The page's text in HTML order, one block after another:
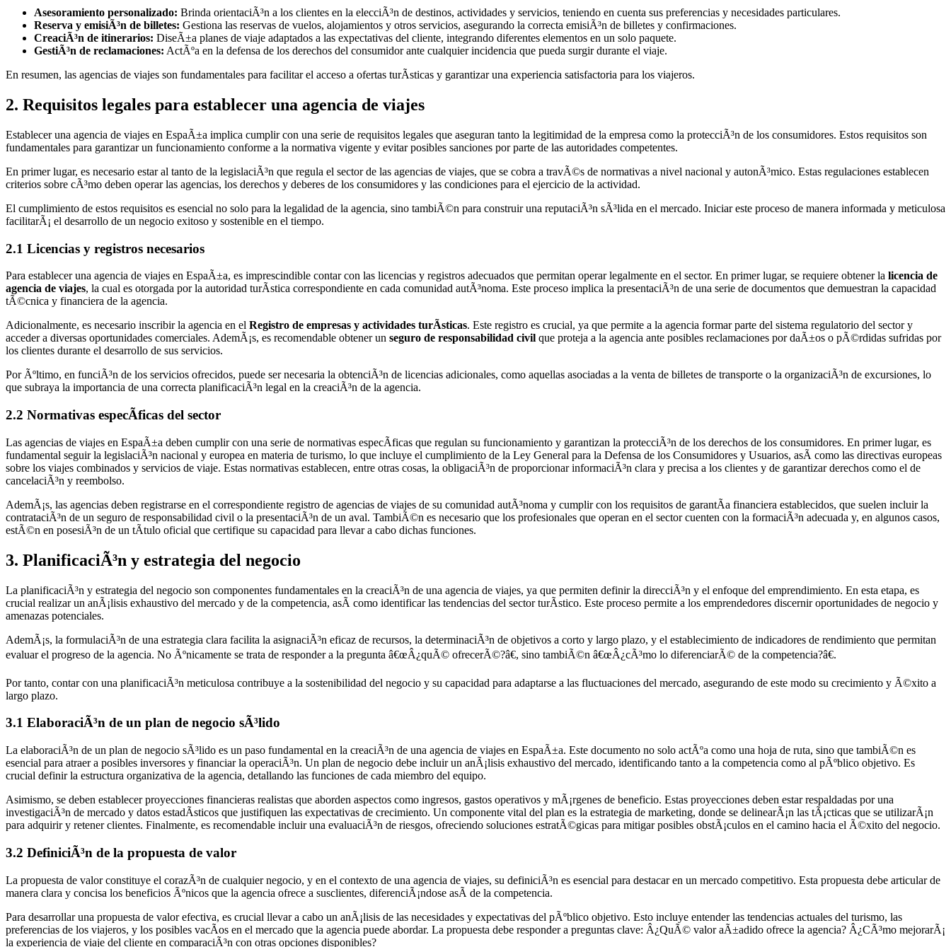
Asesoramiento personalizado: Brinda orientaciÃ³n a los clientes en la elecciÃ³n de destinos, actividades y servicios, teniendo en cuenta sus preferencias y necesidades particulares.
Reserva y emisiÃ³n de billetes: Gestiona las reservas de vuelos, alojamientos y otros servicios, asegurando la correcta emisiÃ³n de billetes y confirmaciones.
CreaciÃ³n de itinerarios: DiseÃ±a planes de viaje adaptados a las expectativas del cliente, integrando diferentes elementos en un solo paquete.
GestiÃ³n de reclamaciones: ActÃºa en la defensa de los derechos del consumidor ante cualquier incidencia que pueda surgir durante el viaje.
En resumen, las agencias de viajes son fundamentales para facilitar el acceso a ofertas turÃ­sticas y garantizar una experiencia satisfactoria para los viajeros.
2. Requisitos legales para establecer una agencia de viajes
Establecer una agencia de viajes en EspaÃ±a implica cumplir con una serie de requisitos legales que aseguran tanto la legitimidad de la empresa como la protecciÃ³n de los consumidores. Estos requisitos son
fundamentales para garantizar un funcionamiento conforme a la normativa vigente y evitar posibles sanciones por parte de las autoridades competentes.
En primer lugar, es necesario estar al tanto de la legislaciÃ³n que regula el sector de las agencias de viajes, que se cobra a travÃ©s de normativas a nivel nacional y autonÃ³mico. Estas regulaciones establecen
criterios sobre cÃ³mo deben operar las agencias, los derechos y deberes de los consumidores y las condiciones para el ejercicio de la actividad.
El cumplimiento de estos requisitos es esencial no solo para la legalidad de la agencia, sino tambiÃ©n para construir una reputaciÃ³n sÃ³lida en el mercado. Iniciar este proceso de manera informada y meticulosa
facilitarÃ¡ el desarrollo de un negocio exitoso y sostenible en el tiempo.
2.1 Licencias y registros necesarios
Para establecer una agencia de viajes en EspaÃ±a, es imprescindible contar con las licencias y registros adecuados que permitan operar legalmente en el sector. En primer lugar, se requiere obtener la licencia de
agencia de viajes, la cual es otorgada por la autoridad turÃ­stica correspondiente en cada comunidad autÃ³noma. Este proceso implica la presentaciÃ³n de una serie de documentos que demuestran la capacidad
tÃ©cnica y financiera de la agencia.
Adicionalmente, es necesario inscribir la agencia en el Registro de empresas y actividades turÃ­sticas. Este registro es crucial, ya que permite a la agencia formar parte del sistema regulatorio del sector y
acceder a diversas oportunidades comerciales. AdemÃ¡s, es recomendable obtener un seguro de responsabilidad civil que proteja a la agencia ante posibles reclamaciones por daÃ±os o pÃ©rdidas sufridas por
los clientes durante el desarrollo de sus servicios.
Por Ãºltimo, en funciÃ³n de los servicios ofrecidos, puede ser necesaria la obtenciÃ³n de licencias adicionales, como aquellas asociadas a la venta de billetes de transporte o la organizaciÃ³n de excursiones, lo
que subraya la importancia de una correcta planificaciÃ³n legal en la creaciÃ³n de la agencia.
2.2 Normativas especÃ­ficas del sector
Las agencias de viajes en EspaÃ±a deben cumplir con una serie de normativas especÃ­ficas que regulan su funcionamiento y garantizan la protecciÃ³n de los derechos de los consumidores. En primer lugar, es
fundamental seguir la legislaciÃ³n nacional y europea en materia de turismo, lo que incluye el cumplimiento de la Ley General para la Defensa de los Consumidores y Usuarios, asÃ­ como las directivas europeas
sobre los viajes combinados y servicios de viaje. Estas normativas establecen, entre otras cosas, la obligaciÃ³n de proporcionar informaciÃ³n clara y precisa a los clientes y de garantizar derechos como el de
cancelaciÃ³n y reembolso.
AdemÃ¡s, las agencias deben registrarse en el correspondiente registro de agencias de viajes de su comunidad autÃ³noma y cumplir con los requisitos de garantÃ­a financiera establecidos, que suelen incluir la
contrataciÃ³n de un seguro de responsabilidad civil o la presentaciÃ³n de un aval. TambiÃ©n es necesario que los profesionales que operan en el sector cuenten con la formaciÃ³n adecuada y, en algunos casos,
estÃ©n en posesiÃ³n de un tÃ­tulo oficial que certifique su capacidad para llevar a cabo dichas funciones.
3. PlanificaciÃ³n y estrategia del negocio
La planificaciÃ³n y estrategia del negocio son componentes fundamentales en la creaciÃ³n de una agencia de viajes, ya que permiten definir la direcciÃ³n y el enfoque del emprendimiento. En esta etapa, es
crucial realizar un anÃ¡lisis exhaustivo del mercado y de la competencia, asÃ­ como identificar las tendencias del sector turÃ­stico. Este proceso permite a los emprendedores discernir oportunidades de negocio y
amenazas potenciales.
AdemÃ¡s, la formulaciÃ³n de una estrategia clara facilita la asignaciÃ³n eficaz de recursos, la determinaciÃ³n de objetivos a corto y largo plazo, y el establecimiento de indicadores de rendimiento que permitan
evaluar el progreso de la agencia. No Ãºnicamente se trata de responder a la pregunta â€œÂ¿quÃ© ofrecerÃ©?â€, sino tambiÃ©n â€œÂ¿cÃ³mo lo diferenciarÃ© de la competencia?â€.
Por tanto, contar con una planificaciÃ³n meticulosa contribuye a la sostenibilidad del negocio y su capacidad para adaptarse a las fluctuaciones del mercado, asegurando de este modo su crecimiento y Ã©xito a
largo plazo.
3.1 ElaboraciÃ³n de un plan de negocio sÃ³lido
La elaboraciÃ³n de un plan de negocio sÃ³lido es un paso fundamental en la creaciÃ³n de una agencia de viajes en EspaÃ±a. Este documento no solo actÃºa como una hoja de ruta, sino que tambiÃ©n es
esencial para atraer a posibles inversores y financiar la operaciÃ³n. Un plan de negocio debe incluir un anÃ¡lisis exhaustivo del mercado, identificando tanto a la competencia como al pÃºblico objetivo. Es
crucial definir la estructura organizativa de la agencia, detallando las funciones de cada miembro del equipo.
Asimismo, se deben establecer proyecciones financieras realistas que aborden aspectos como ingresos, gastos operativos y mÃ¡rgenes de beneficio. Estas proyecciones deben estar respaldadas por una
investigaciÃ³n de mercado y datos estadÃ­sticos que justifiquen las expectativas de crecimiento. Un componente vital del plan es la estrategia de marketing, donde se delinearÃ¡n las tÃ¡cticas que se utilizarÃ¡n
para adquirir y retener clientes. Finalmente, es recomendable incluir una evaluaciÃ³n de riesgos, ofreciendo soluciones estratÃ©gicas para mitigar posibles obstÃ¡culos en el camino hacia el Ã©xito del negocio.
3.2 DefiniciÃ³n de la propuesta de valor
La propuesta de valor constituye el corazÃ³n de cualquier negocio, y en el contexto de una agencia de viajes, su definiciÃ³n es esencial para destacar en un mercado competitivo. Esta propuesta debe articular de
manera clara y concisa los beneficios Ãºnicos que la agencia ofrece a susclientes, diferenciÃ¡ndose asÃ­ de la competencia.
Para desarrollar una propuesta de valor efectiva, es crucial llevar a cabo un anÃ¡lisis de las necesidades y expectativas del pÃºblico objetivo. Esto incluye entender las tendencias actuales del turismo, las
preferencias de los viajeros, y los posibles vacÃ­os en el mercado que la agencia puede abordar. La propuesta debe responder a preguntas clave: Â¿QuÃ© valor aÃ±adido ofrece la agencia? Â¿CÃ³mo mejorarÃ¡
la experiencia de viaje del cliente en comparaciÃ³n con otras opciones disponibles?